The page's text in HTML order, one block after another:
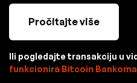
Pročitajte više
Ili pogledajte transakciju u
funkcionira Bitcoin